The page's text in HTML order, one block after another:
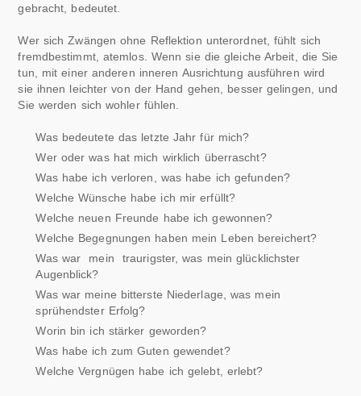
gebracht, bedeutet.
Wer sich Zwängen ohne Reflektion unterordnet, fühlt sich
fremdbestimmt, atemlos. Wenn sie die gleiche Arbeit, die Sie
tun, mit einer anderen inneren Ausrichtung ausführen wird
sie ihnen leichter von der Hand gehen, besser gelingen, und
Sie werden sich wohler fühlen.
Was bedeutete das letzte Jahr für mich?
Wer oder was hat mich wirklich überrascht?
Was habe ich verloren, was habe ich gefunden?
Welche Wünsche habe ich mir erfüllt?
Welche neuen Freunde habe ich gewonnen?
Welche Begegnungen haben mein Leben bereichert?
Was war mein traurigster, was mein glücklichster
Augenblick?
Was war meine bitterste Niederlage, was mein
sprühendster Erfolg?
Worin bin ich stärker geworden?
Was habe ich zum Guten gewendet?
Welche Vergnügen habe ich gelebt, erlebt?